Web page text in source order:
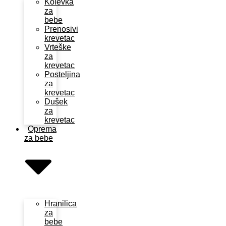
za
bebe
Prenosivi
krevetac
Vrteške
za
krevetac
Posteljina
za
krevetac
Dušek
za
krevetac
Oprema
za bebe
Hranilica
za
bebe